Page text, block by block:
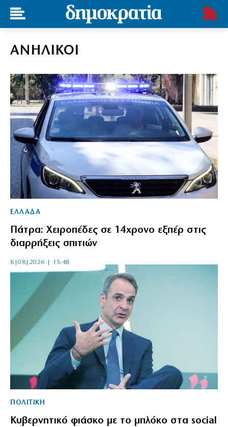
ΑΝΗΛΙΚΟΙ
ΕΛΛΑΔΑ
Πάτρα: Χειροπέδες σε 14χρονο εξπέρ στις
διαρρήξεις σπιτιών
8|08|2026 | 15:48
ΠΟΛΙΤΙΚΗ
Κυβερνητικό φιάσκο με το μπλόκο στα social